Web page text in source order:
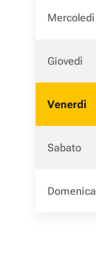
Mercoledì
Giovedì
Venerdì
Sabato
Domenica